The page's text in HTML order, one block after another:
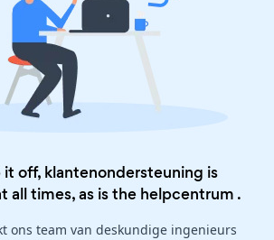
off, klantenondersteuning is
all times, as is the helpcentrum .
ons team van deskundige ingenieurs